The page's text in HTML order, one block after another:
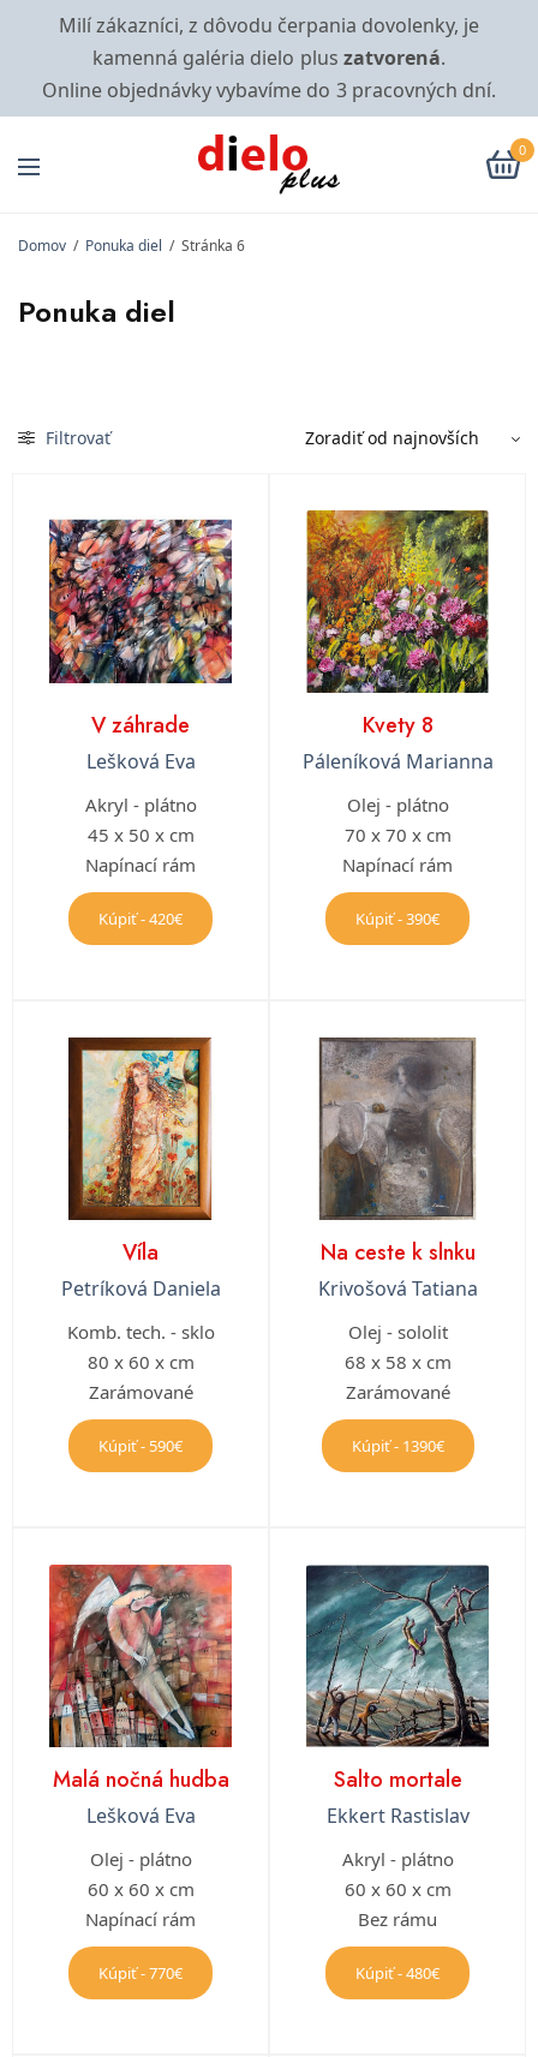
Milí zákazníci, z dôvodu čerpania dovolenky, je
kamenná galéria dielo plus zatvorená.
Online objednávky vybavíme do 3 pracovných dní.
0
Domov / Ponuka diel / Stránka 6
Ponuka diel
Filtrovať
V záhrade
Lešková Eva
Akryl - plátno
45 x 50 x cm
Napínací rám
Kúpiť - 420€
Kvety 8
Páleníková Marianna
Olej - plátno
70 x 70 x cm
Napínací rám
Kúpiť - 390€
Víla
Petríková Daniela
Komb. tech. - sklo
80 x 60 x cm
Zarámované
Kúpiť - 590€
Na ceste k slnku
Krivošová Tatiana
Olej - sololit
68 x 58 x cm
Zarámované
Kúpiť - 1390€
Malá nočná hudba
Lešková Eva
Olej - plátno
60 x 60 x cm
Napínací rám
Kúpiť - 770€
Salto mortale
Ekkert Rastislav
Akryl - plátno
60 x 60 x cm
Bez rámu
Kúpiť - 480€